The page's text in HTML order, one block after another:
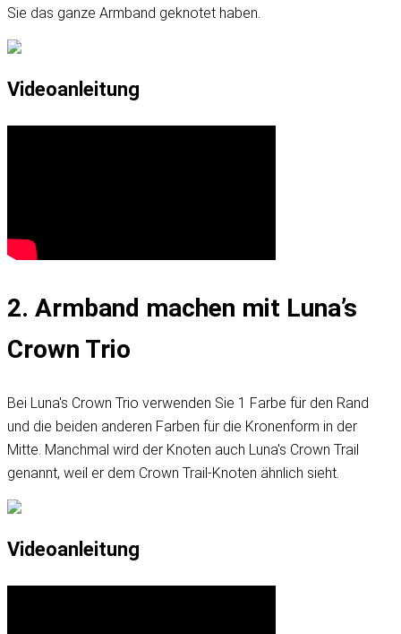
Sie das ganze Armband geknotet haben.
Videoanleitung
2. Armband machen mit Luna’s
Crown Trio
Bei Luna's Crown Trio verwenden Sie 1 Farbe für den Rand
und die beiden anderen Farben für die Kronenform in der
Mitte. Manchmal wird der Knoten auch Luna's Crown Trail
genannt, weil er dem Crown Trail-Knoten ähnlich sieht.
Videoanleitung